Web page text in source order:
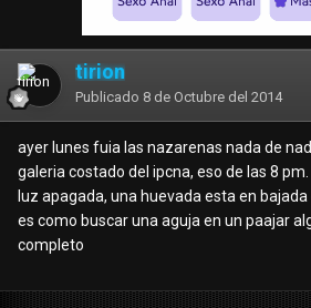
tirion
Publicado 8 de Octubre del 2014
ayer lunes fuia las nazarenas nada de
galeria costado del ipcna, eso de las 8
luz apagada, una huevada esta en
es como buscar una aguja en un paajar
completo